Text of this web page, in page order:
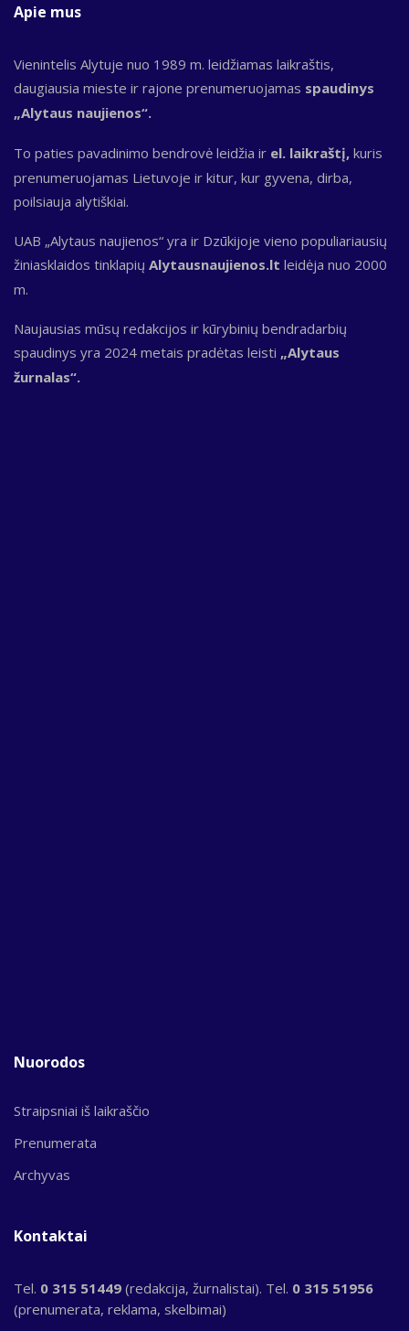
Apie mus
Vienintelis Alytuje nuo 1989 m. leidžiamas laikraštis,
daugiausia mieste ir rajone prenumeruojamas spaudinys
„Alytaus naujienos“.
To paties pavadinimo bendrovė leidžia ir el. laikraštį, kuris
prenumeruojamas Lietuvoje ir kitur, kur gyvena, dirba,
poilsiauja alytiškiai.
UAB „Alytaus naujienos“ yra ir Dzūkijoje vieno populiariausių
žiniasklaidos tinklapių Alytausnaujienos.lt leidėja nuo 2000
m.
Naujausias mūsų redakcijos ir kūrybinių bendradarbių
spaudinys yra 2024 metais pradėtas leisti „Alytaus
žurnalas“.
Nuorodos
Straipsniai iš laikraščio
Prenumerata
Archyvas
Kontaktai
Tel. 0 315 51449 (redakcija, žurnalistai). Tel. 0 315 51956
(prenumerata, reklama, skelbimai)